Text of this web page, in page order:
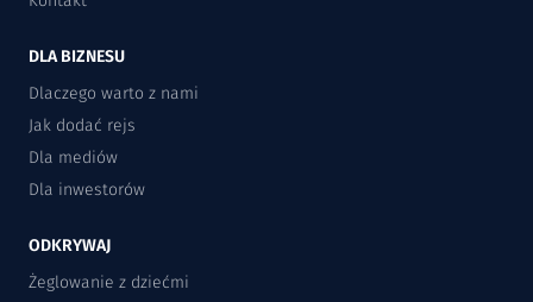
DLA BIZNESU
Dlaczego warto z nami
Jak dodać rejs
Dla mediów
Dla inwestorów
ODKRYWAJ
Żeglowanie z dziećmi